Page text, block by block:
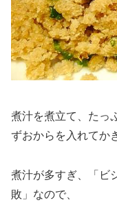
煮汁を煮立て、たっ
ずおからを入れてか
煮汁が多すぎ、「ビ
敗」なので、